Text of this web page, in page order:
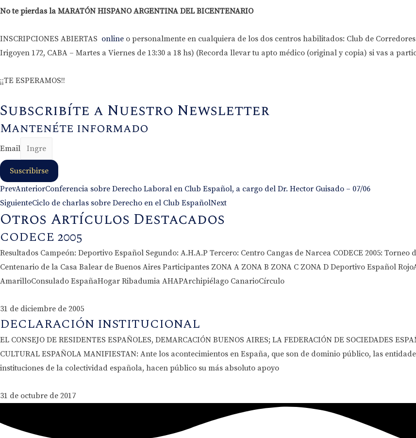
No te pierdas la MARATÓN HISPANO ARGENTINA DEL BICENTENARIO
INSCRIPCIONES ABIERTAS online o personalmente en cualquiera de los dos centros habilitados: Club de
Irigoyen 172, CABA – Martes a Viernes de 13:30 a 18 hs) (Recorda llevar tu apto médico (original y copia) si vas a
¡¡TE ESPERAMOS!!
Subscribíte a Nuestro Newsletter
Mantenéte informado
Email
Suscribirse
PrevAnteriorConferencia sobre Derecho Laboral en Club Español, a cargo del Dr. Hector Guisado – 07/06
SiguienteCiclo de charlas sobre Derecho en el Club EspañolNext
Otros Artículos Destacados
CODECE 2005
Resultados Campeón: Deportivo Español Segundo: A.H.A.P Tercero: Centro Cangas de Narcea CODECE 2005:
Centenario de la Casa Balear de Buenos Aires Participantes ZONA A ZONA B ZONA C ZONA D Deportivo Español
AmarilloConsulado EspañaHogar Ribadumia AHAPArchipiélago CanarioCírculo
31 de diciembre de 2005
DECLARACIÓN INSTITUCIONAL
EL CONSEJO DE RESIDENTES ESPAÑOLES, DEMARCACIÓN BUENOS AIRES; LA FEDERACIÓN DE SOCIEDADES
CULTURAL ESPAÑOLA MANIFIESTAN: Ante los acontecimientos en España, que son de dominio público, las
instituciones de la colectividad española, hacen público su más absoluto apoyo
31 de octubre de 2017